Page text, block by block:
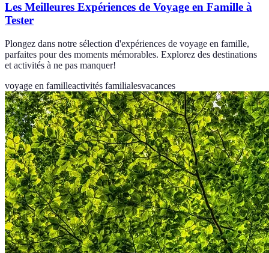
Les Meilleures Expériences de Voyage en Famille à
Tester
Plongez dans notre sélection d'expériences de voyage en famille,
parfaites pour des moments mémorables. Explorez des destinations
et activités à ne pas manquer!
voyage en familleactivités familialesvacances